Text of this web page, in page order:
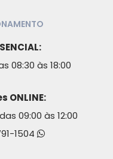
08:30 às 18:00
ONLINE:
09:00 às 12:00
1504